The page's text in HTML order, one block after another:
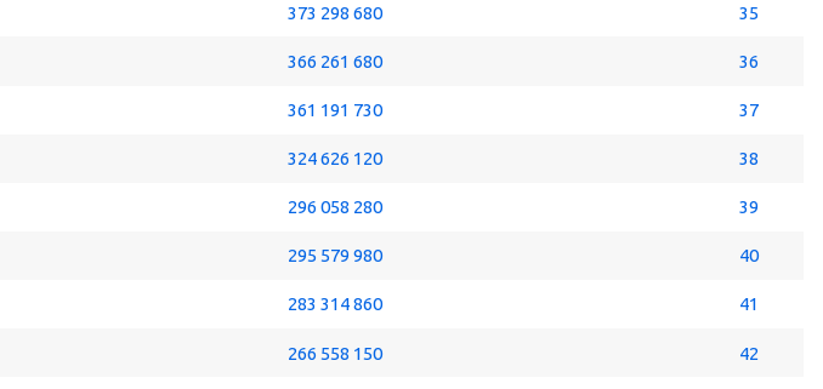
373 298 680 35
366 261 680 36
361 191 730 37
324 626 120 38
296 058 280 39
295 579 980 40
283 314 860 41
266 558 150 42